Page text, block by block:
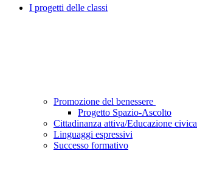
I progetti delle classi
Promozione del benessere
Progetto Spazio-Ascolto
Cittadinanza attiva/Educazione civica
Linguaggi espressivi
Successo formativo